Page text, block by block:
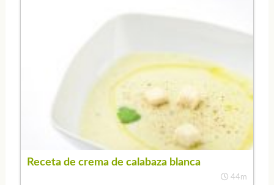
Receta de crema de calabaza blanca
44m